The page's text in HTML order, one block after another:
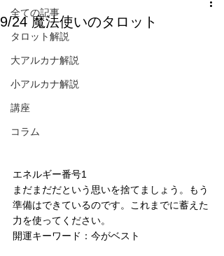
全ての記事
タロット解説
大アルカナ解説
小アルカナ解説
講座
コラム
9/24 魔法使いのタロット
エネルギー番号1
まだまだだという思いを捨てましょう。もう
準備はできているのです。これまでに蓄えた
力を使ってください。
開運キーワード：今がベスト